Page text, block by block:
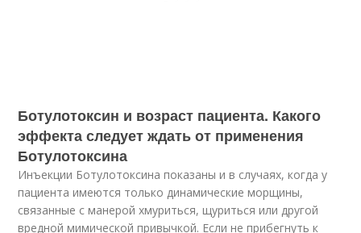
Ботулотоксин и возраст пациента. Какого
эффекта следует ждать от применения
Ботулотоксина
Инъекции Ботулотоксина показаны и в случаях, когда у
пациента имеются только динамические морщины,
связанные с манерой хмуриться, щуриться или другой
вредной мимической привычкой. Если не прибегнуть к